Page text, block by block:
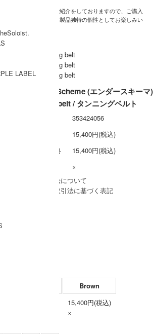
良品との理解の上、ご紹介をしておりますので、ご購入
をいただきまして、革製品独特の個性としてお楽しみい
利用不可
Hender Scheme (エンダースキーマ)
tanning belt / タンニングベルト
353424056
15,400円(税込)
販売価格
15,400円(税込)
×
» 採寸方法について
» 特定商取引法に基づく表記
Brown
15,400円(税込)
×
LABEL